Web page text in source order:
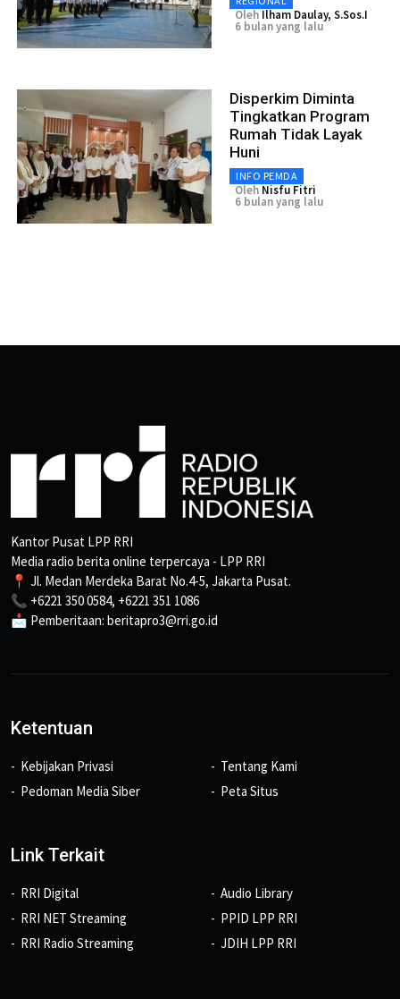
Oleh Ilham Daulay, S.Sos.I
6 bulan yang lalu
Disperkim Diminta
Tingkatkan Program
Rumah Tidak Layak
Huni
INFO PEMDA
Oleh Nisfu Fitri
6 bulan yang lalu
Kantor Pusat LPP RRI
Media radio berita online terpercaya - LPP RRI
📍 Jl. Medan Merdeka Barat No.4-5, Jakarta Pusat.
📞 +6221 350 0584, +6221 351 1086
📩 Pemberitaan: beritapro3@rri.go.id
Ketentuan
Kebijakan Privasi
Pedoman Media Siber
Tentang Kami
Peta Situs
Link Terkait
RRI Digital
RRI NET Streaming
RRI Radio Streaming
Audio Library
PPID LPP RRI
JDIH LPP RRI